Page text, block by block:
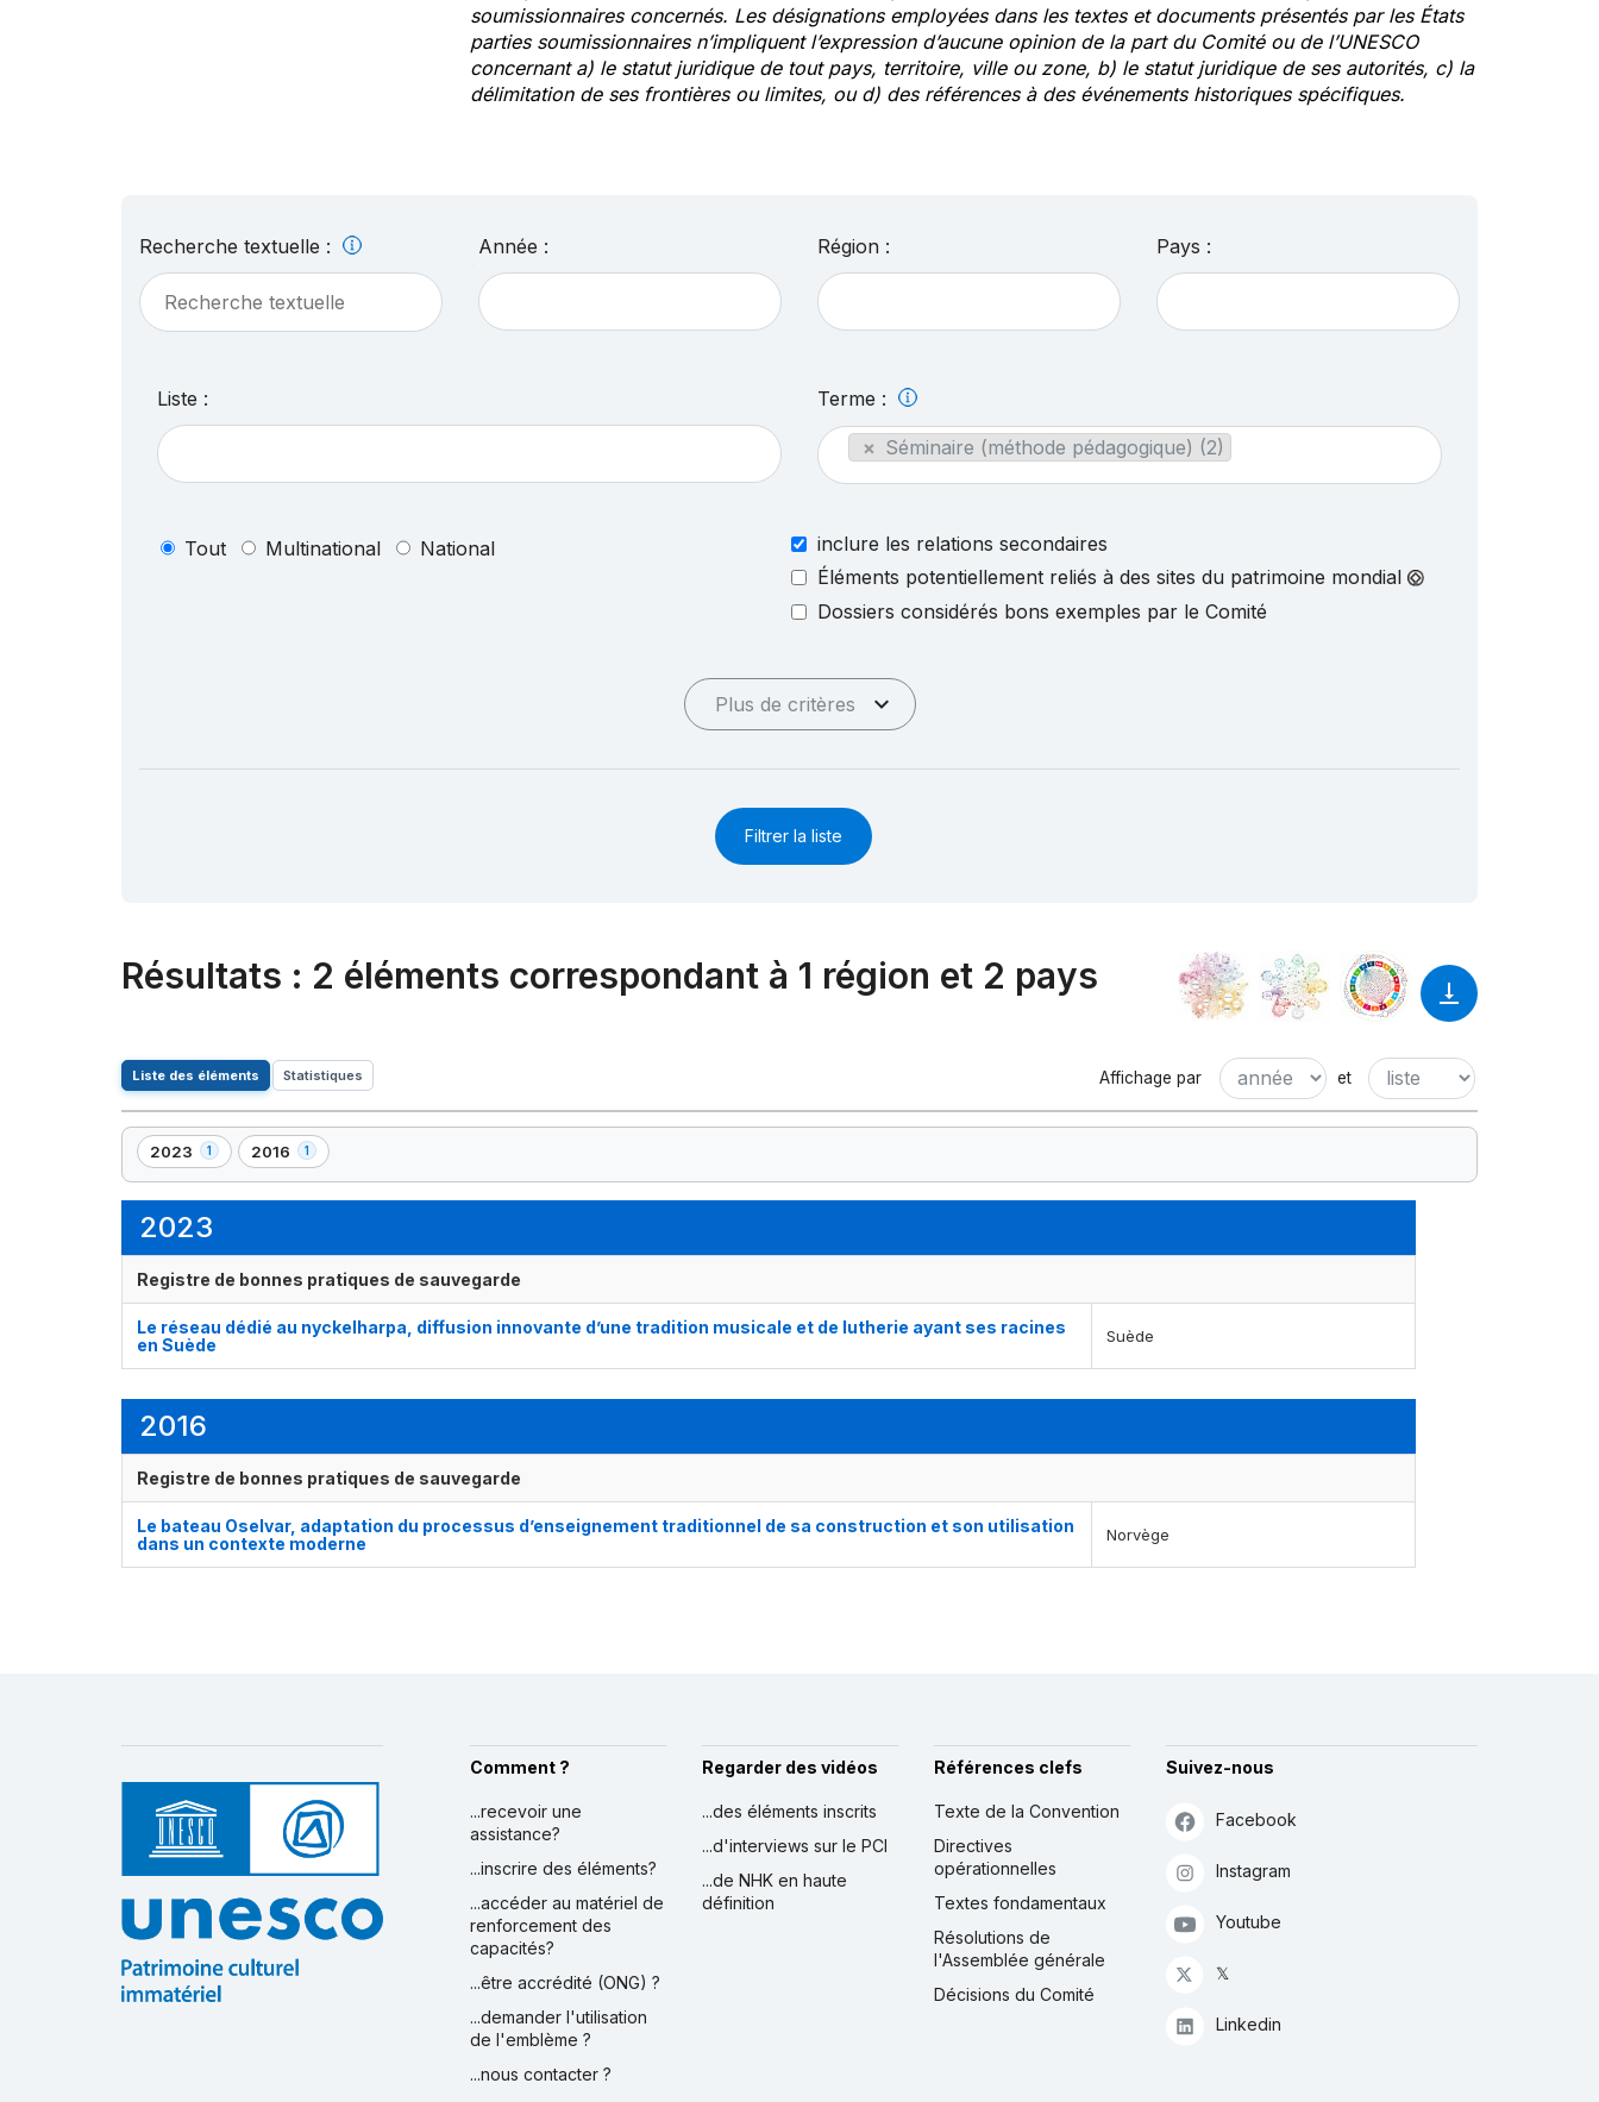
soumissionnaires concernés. Les désignations employées dans les textes et documents présentés par les États
parties soumissionnaires n’impliquent l’expression d’aucune opinion de la part du Comité ou de l’UNESCO
concernant a) le statut juridique de tout pays, territoire, ville ou zone, b) le statut juridique de ses autorités, c) la
délimitation de ses frontières ou limites, ou d) des références à des événements historiques spécifiques.
Recherche textuelle : Année : Région : Pays :
Liste : Terme :
× Séminaire (méthode pédagogique) (2)
Tout Multinational National
inclure les relations secondaires
Éléments potentiellement reliés à des sites du patrimoine mondial
Dossiers considérés bons exemples par le Comité
Plus de critères
Filtrer la liste
Résultats : 2 éléments correspondant à 1 région et 2 pays
Liste des éléments Statistiques Affichage par et
2023 1
,
1
2016 1
,
1
2023
Registre de bonnes pratiques de sauvegarde
Le réseau dédié au nyckelharpa, diffusion innovante d’une tradition musicale et de lutherie ayant ses racines
en Suède
Suède
2016
Registre de bonnes pratiques de sauvegarde
Le bateau Oselvar, adaptation du processus d’enseignement traditionnel de sa construction et son utilisation
dans un contexte moderne
Norvège
Comment ?
...recevoir une
assistance?
...inscrire des éléments?
...accéder au matériel de
renforcement des
capacités?
...être accrédité (ONG) ?
...demander l'utilisation
de l'emblème ?
...nous contacter ?
Regarder des vidéos
...des éléments inscrits
...d'interviews sur le PCI
...de NHK en haute
définition
Références clefs
Texte de la Convention
Directives
opérationnelles
Textes fondamentaux
Résolutions de
l'Assemblée générale
Décisions du Comité
Suivez-nous
Facebook
Instagram
Youtube
𝕏
Linkedin